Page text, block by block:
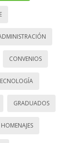
CONVENIOS
GRADUADOS
HOMENAJES